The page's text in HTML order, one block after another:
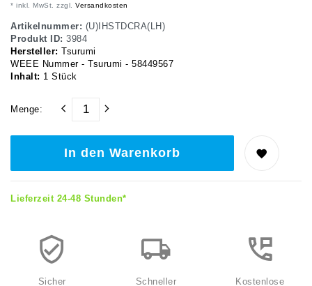
* inkl. MwSt. zzgl. Versandkosten
Artikelnummer: (U)IHSTDCRA(LH)
Produkt ID: 3984
Hersteller: Tsurumi
WEEE Nummer - Tsurumi - 58449567
Inhalt: 1 Stück
Menge:
In den Warenkorb
Lieferzeit 24-48 Stunden*
Sicher
Schneller
Kostenlose